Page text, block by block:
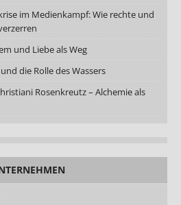
im Medienkampf: Wie rechte und
und Liebe als Weg
die Rolle des Wassers
Rosenkreutz – Alchemie als